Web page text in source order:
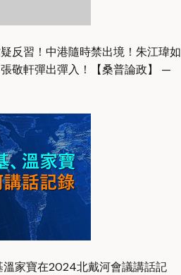
反習！中港隨時禁出境！朱江瑋如
敬軒彈出彈入！【桑普論政】 —
家寶在2024北戴河會議講話記